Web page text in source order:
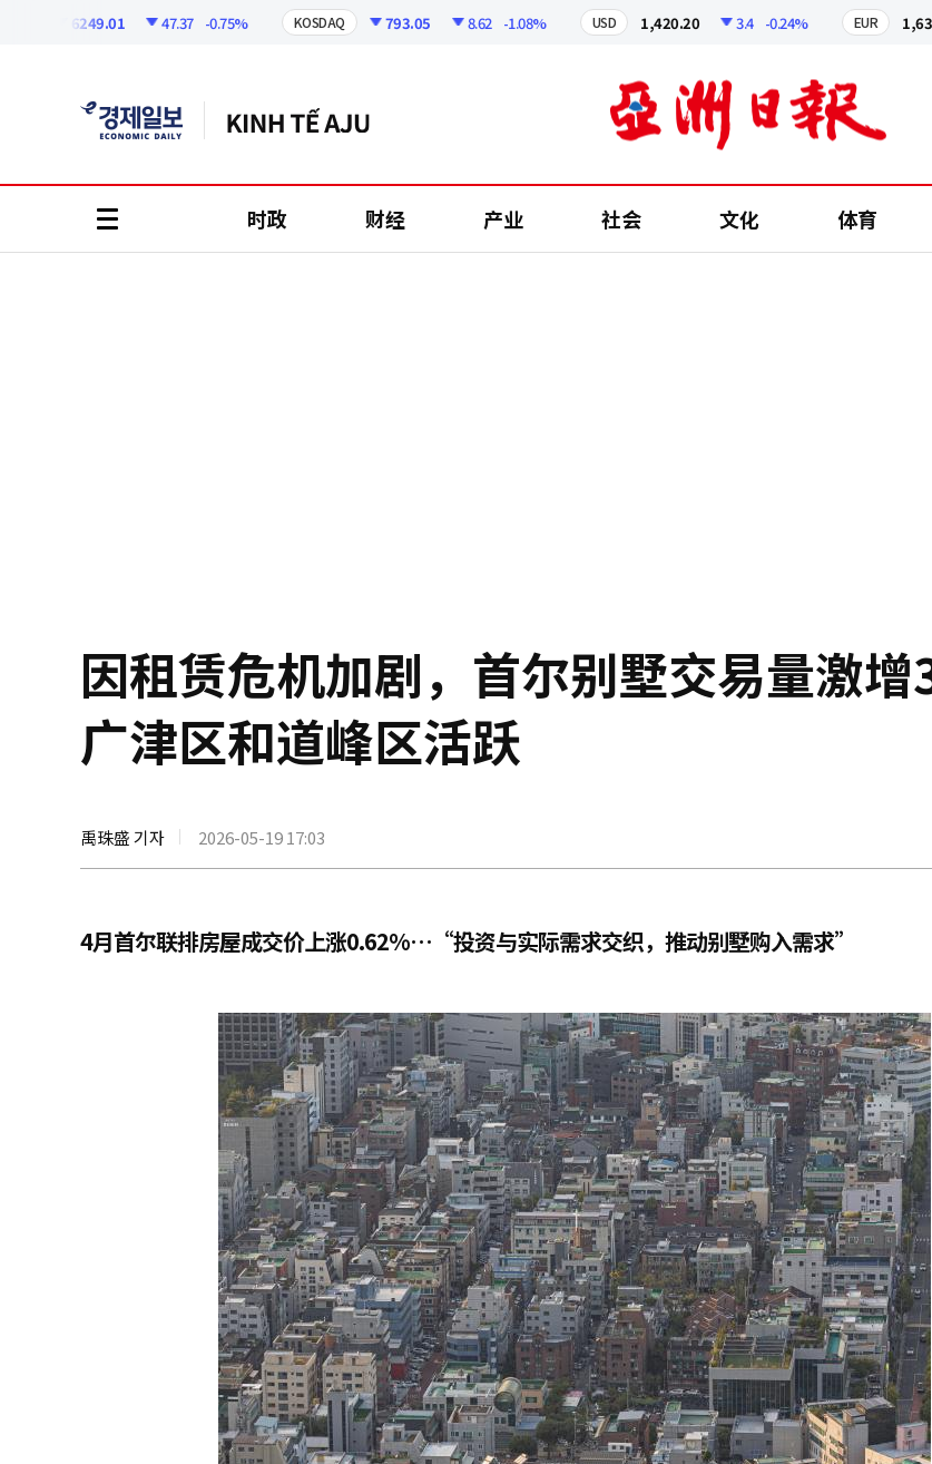
6249.01 47.37 -0.75% KOSDAQ 793.05 8.62 -1.08% USD 1,420.20 3.4 -0.24% EUR 1,636.57
时政 财经 产业 社会 文化 体育
因租赁危机加剧，首尔别墅交易量激增
广津区和道峰区活跃
禹珠盛 기자 2026-05-19 17:03
4月首尔联排房屋成交价上涨0.62%…“投资与实际需求交织，推动别墅购入需求”